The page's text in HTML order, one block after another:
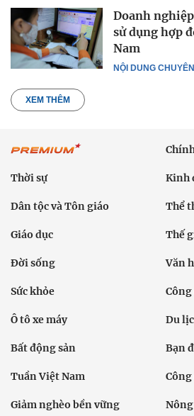
NỘI DUNG
Doanh
sử dụng hợp
Nam
XEM THÊM
Thời sự Kinh
Dân tộc và Tôn giáo Thể
Giáo dục Thế
Đời sống Văn
Sức khỏe
Ô tô xe máy Du
Bất động sản Bạn
Tuần Việt Nam
Giảm nghèo bền vững